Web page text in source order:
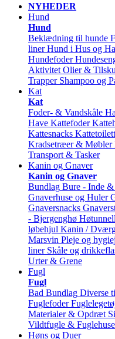
NYHEDER
Hund
Hund
Beklædning til hunde
liner Hund i Hus og
Hundefoder
Aktivitet Olier &
Trapper Shampoo og
Kat
Kat
Foder- & Vandskåle
Have Kattefoder
Kattesnacks
Kradsetræer & Møbler
Transport & Tasker
Kanin og Gnaver
Kanin og Gnaver
Bundlag Bure - Inde &
Gnaverhuse og Huler
Gnaversnacks
- Bjergenghø
løbehjul Kanin /
Marsvin Pleje og
liner Skåle og
Urter & Grene
Fugl
Fugl
Bad Bundlag Diverse
Fuglefoder
Materialer & Opdræt
Vildtfugle & Fuglehuse
Høns og Duer